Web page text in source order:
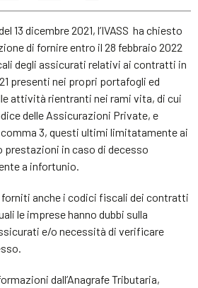
13 dicembre 2021, l’IVASS ha chiesto
di fornire entro il 28 febbraio 2022
degli assicurati relativi ai contratti in
presenti nei propri portafogli ed
attività rientranti nei rami vita, di cui
delle Assicurazioni Private, e
comma 3, questi ultimi limitatamente ai
in caso di decesso
a infortunio.
anche i codici fiscali dei contratti
le imprese hanno dubbi sulla
e/o necessità di verificare
dall’Anagrafe Tributaria,